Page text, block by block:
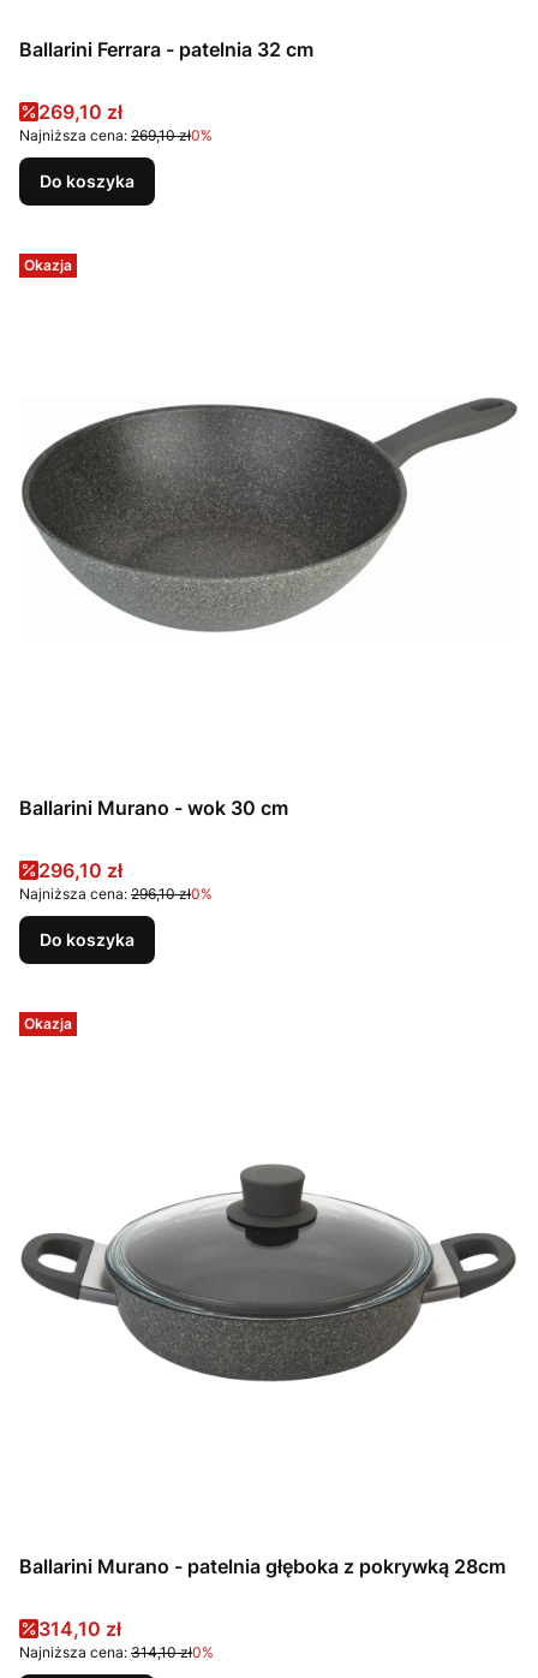
Ballarini Ferrara - patelnia 32 cm
Cena promocyjna
269,10 zł
Najniższa cena: 269,10 zł0%
Do koszyka
Okazja
Ballarini Murano - wok 30 cm
Cena promocyjna
296,10 zł
Najniższa cena: 296,10 zł0%
Do koszyka
Okazja
Ballarini Murano - patelnia głęboka z pokrywką 28cm
Cena promocyjna
314,10 zł
Najniższa cena: 314,10 zł0%